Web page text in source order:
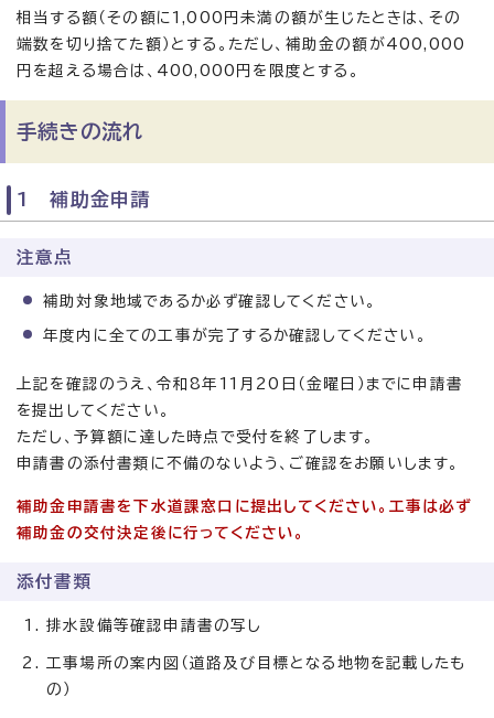
相当する額（その額に1,000円未満の額が生じたときは、その
端数を切り捨てた額）とする。ただし、補助金の額が400,000
円を超える場合は、400,000円を限度とする。
手続きの流れ
1 補助金申請
注意点
補助対象地域であるか必ず確認してください。
年度内に全ての工事が完了するか確認してください。
上記を確認のうえ、令和8年11月20日（金曜日）までに申請書
を提出してください。
ただし、予算額に達した時点で受付を終了します。
申請書の添付書類に不備のないよう、ご確認をお願いします。
補助金申請書を下水道課窓口に提出してください。工事は必ず
補助金の交付決定後に行ってください。
添付書類
排水設備等確認申請書の写し
工事場所の案内図（道路及び目標となる地物を記載したも
の）